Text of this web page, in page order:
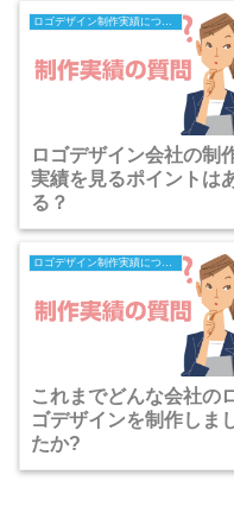
ロゴデザイン会社の制
実績を見るポイントは
る？
ロゴデザイン制作実績についての質問
これまでどんな会社の
ゴデザインを制作しま
たか?